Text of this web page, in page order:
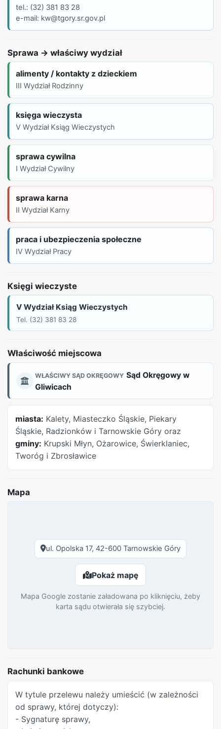
tel.: (32) 381 83 28
e-mail: kw@tgory.sr.gov.pl
Sprawa → właściwy wydział
alimenty / kontakty z dzieckiem
III Wydział Rodzinny
księga wieczysta
V Wydział Ksiąg Wieczystych
sprawa cywilna
I Wydział Cywilny
sprawa karna
II Wydział Karny
praca i ubezpieczenia społeczne
IV Wydział Pracy
Księgi wieczyste
V Wydział Ksiąg Wieczystych
Tel. (32) 381 83 28
Właściwość miejscowa
WŁAŚCIWY SĄD OKRĘGOWY Sąd Okręgowy w
Gliwicach
miasta: Kalety, Miasteczko Śląskie, Piekary
Śląskie, Radzionków i Tarnowskie Góry oraz
gminy: Krupski Młyn, Ożarowice, Świerklaniec,
Tworóg i Zbrosławice
Mapa
ul. Opolska 17, 42-600 Tarnowskie Góry
Pokaż mapę
Mapa Google zostanie załadowana po kliknięciu, żeby
karta sądu otwierała się szybciej.
Rachunki bankowe
W tytule przelewu należy umieścić (w zależności
od sprawy, której dotyczy):
- Sygnaturę sprawy,